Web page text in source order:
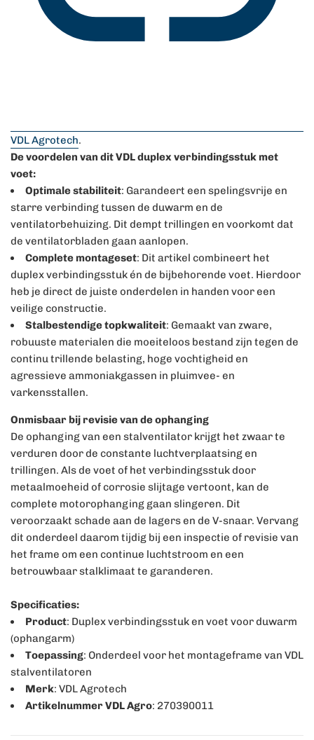
⁠VDL Agrotech.
De voordelen van dit VDL duplex verbindingsstuk met
voet:
Optimale stabiliteit: Garandeert een spelingsvrije en
starre verbinding tussen de duwarm en de
ventilatorbehuizing. Dit dempt trillingen en voorkomt dat
de ventilatorbladen gaan aanlopen.
Complete montageset: Dit artikel combineert het
duplex verbindingsstuk én de bijbehorende voet. Hierdoor
heb je direct de juiste onderdelen in handen voor een
veilige constructie.
Stalbestendige topkwaliteit: Gemaakt van zware,
robuuste materialen die moeiteloos bestand zijn tegen de
continu trillende belasting, hoge vochtigheid en
agressieve ammoniakgassen in pluimvee- en
varkensstallen.
Onmisbaar bij revisie van de ophanging
De ophanging van een stalventilator krijgt het zwaar te
verduren door de constante luchtverplaatsing en
trillingen. Als de voet of het verbindingsstuk door
metaalmoeheid of corrosie slijtage vertoont, kan de
complete motorophanging gaan slingeren. Dit
veroorzaakt schade aan de lagers en de V-snaar. Vervang
dit onderdeel daarom tijdig bij een inspectie of revisie van
het frame om een continue luchtstroom en een
betrouwbaar stalklimaat te garanderen.
Specificaties:
Product: Duplex verbindingsstuk en voet voor duwarm
(ophangarm)
Toepassing: Onderdeel voor het montageframe van VDL
stalventilatoren
Merk: VDL Agrotech
Artikelnummer VDL Agro: 270390011